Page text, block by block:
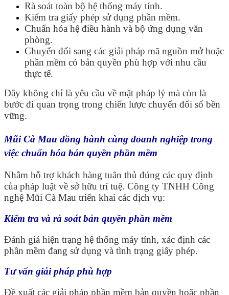
Rà soát toàn bộ hệ thống máy tính.
Kiểm tra giấy phép sử dụng phần mềm.
Chuẩn hóa hệ điều hành và bộ ứng dụng văn
phòng.
Chuyển đổi sang các giải pháp mã nguồn mở hoặc
phần mềm có bản quyền phù hợp với nhu cầu
thực tế.
Đây không chỉ là yêu cầu về mặt pháp lý mà còn là
bước đi quan trọng trong chiến lược chuyển đổi số bền
vững.
Mũi Cà Mau đồng hành cùng doanh nghiệp trong
việc chuẩn hóa bản quyền phần mềm
Nhằm hỗ trợ khách hàng tuân thủ đúng các quy định
của pháp luật về sở hữu trí tuệ. Công ty TNHH Công
nghệ Mũi Cà Mau triển khai các dịch vụ:
Kiểm tra và rà soát bản quyền phần mềm
Đánh giá hiện trạng hệ thống máy tính, xác định các
phần mềm đang sử dụng và tình trạng giấy phép.
Tư vấn giải pháp phù hợp
Đề xuất các giải pháp phần mềm bản quyền hoặc phần